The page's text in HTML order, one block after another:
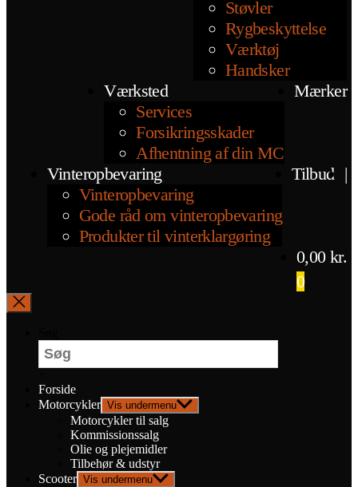
Støvler
Rygbeskyttelse
Værktøj
Handsker
Værksted
Services
Forsikringsskader
Afhentning af din MC
Mærker
Vinteropbevaring
Vinteropbevaring
Gode råd om vinteropbevaring
Produkter til vinterklargøring
Tilbud |
0,00 kr.
0
Forside
Motorcykler Vis undermenu
Motorcykler til salg
Kommissionssalg
Olie og plejemidler
Tilbehør & udstyr
Scooter Vis undermenu